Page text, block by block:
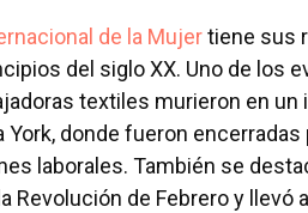
de la Mujertiene sus
del siglo XX. Uno de los
textiles murieron en
York, donde fueron
laborales. También se
Revolución de Febrero y